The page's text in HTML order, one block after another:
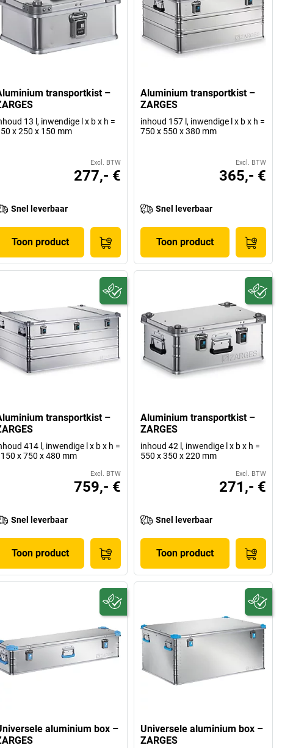
transportkist –
13 l, inwendige l x b x h =
x 250 x 150 mm
Excl. BTW
277,- €
Snel leverbaar
Toon product
Aluminium transportkist –
ZARGES
inhoud 157 l, inwendige l x b x h =
750 x 550 x 380 mm
Excl. BTW
365,- €
Snel leverbaar
Toon product
transportkist –
414 l, inwendige l x b x h =
x 750 x 480 mm
Excl. BTW
759,- €
Snel leverbaar
Toon product
Aluminium transportkist –
ZARGES
inhoud 42 l, inwendige l x b x h =
550 x 350 x 220 mm
Excl. BTW
271,- €
Snel leverbaar
Toon product
aluminium box –
Universele aluminium box –
ZARGES